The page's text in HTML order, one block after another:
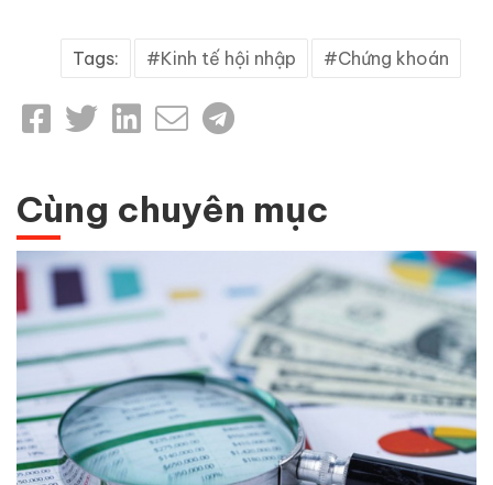
Tags: Kinh tế hội nhập Chứng khoán
Cùng chuyên mục